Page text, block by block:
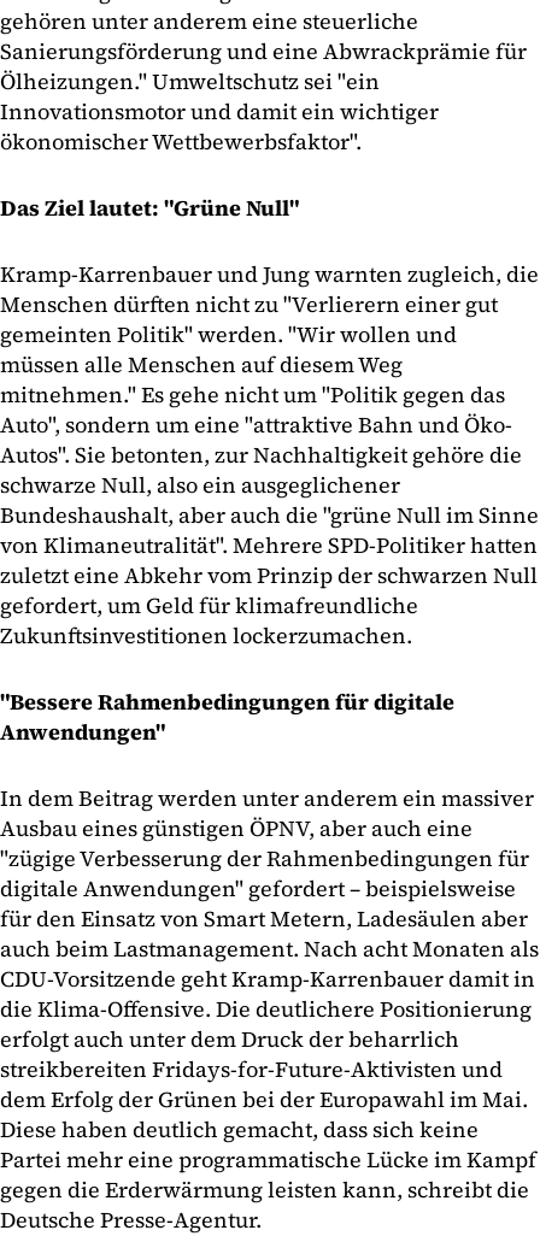
gehören unter anderem eine steuerliche
Sanierungsförderung und eine Abwrackprämie für
Ölheizungen." Umweltschutz sei "ein
Innovationsmotor und damit ein wichtiger
ökonomischer Wettbewerbsfaktor".
Das Ziel lautet: "Grüne Null"
Kramp-Karrenbauer und Jung warnten zugleich, die
Menschen dürften nicht zu "Verlierern einer gut
gemeinten Politik" werden. "Wir wollen und
müssen alle Menschen auf diesem Weg
mitnehmen." Es gehe nicht um "Politik gegen das
Auto", sondern um eine "attraktive Bahn und Öko-
Autos". Sie betonten, zur Nachhaltigkeit gehöre die
schwarze Null, also ein ausgeglichener
Bundeshaushalt, aber auch die "grüne Null im Sinne
von Klimaneutralität". Mehrere SPD-Politiker hatten
zuletzt eine Abkehr vom Prinzip der schwarzen Null
gefordert, um Geld für klimafreundliche
Zukunftsinvestitionen lockerzumachen.
"Bessere Rahmenbedingungen für digitale
Anwendungen"
In dem Beitrag werden unter anderem ein massiver
Ausbau eines günstigen ÖPNV, aber auch eine
"zügige Verbesserung der Rahmenbedingungen für
digitale Anwendungen" gefordert – beispielsweise
für den Einsatz von Smart Metern, Ladesäulen aber
auch beim Lastmanagement. Nach acht Monaten als
CDU-Vorsitzende geht Kramp-Karrenbauer damit in
die Klima-Offensive. Die deutlichere Positionierung
erfolgt auch unter dem Druck der beharrlich
streikbereiten Fridays-for-Future-Aktivisten und
dem Erfolg der Grünen bei der Europawahl im Mai.
Diese haben deutlich gemacht, dass sich keine
Partei mehr eine programmatische Lücke im Kampf
gegen die Erderwärmung leisten kann, schreibt die
Deutsche Presse-Agentur.